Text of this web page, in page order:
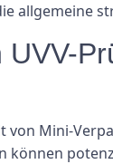
allgemeine
Mini-